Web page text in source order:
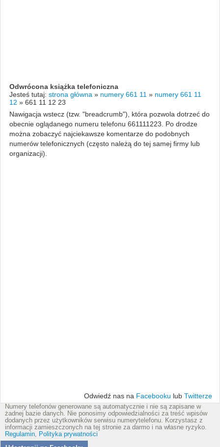
Odwrócona książka telefoniczna
Jesteś tutaj: strona główna » numery 661 11 » numery 661 11
12 » 661 11 12 23
Nawigacja wstecz (tzw. "breadcrumb"), która pozwola dotrzeć do
obecnie oglądanego numeru telefonu 661111223. Po drodze
można zobaczyć najciekawsze komentarze do podobnych
numerów telefonicznych (często należą do tej samej firmy lub
organizacji).
Odwiedź nas na Facebooku lub Twitterze
Numery telefonów generowane są automatycznie i nie są zapisane w
żadnej bazie danych. Nie ponosimy odpowiedzialności za treść wpisów
dodanych przez użytkowników serwisu numerytelefonu. Korzystasz z
informacji zamieszczonych na tej stronie za darmo i na własne ryzyko.
Regulamin, Polityka prywatności